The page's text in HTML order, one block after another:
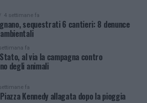
4 settimane fa
sequestrati 6 cantieri: 8 denunce
fa
al via la campagna contro
degli animali
fa
Kennedy allagata dopo la pioggia